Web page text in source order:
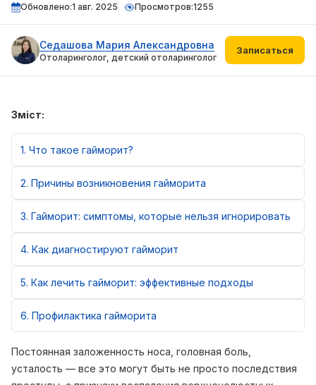
Обновлено:1 авг. 2025 Просмотров:1255
Седашова Мария Александровна
Отоларинголог, детский отоларинголог
Записаться
Зміст:
1 Что такое гайморит?
2 Причины возникновения гайморита
3 Гайморит: симптомы, которые нельзя игнорировать
4 Как диагностируют гайморит
5 Как лечить гайморит: эффективные подходы
6 Профилактика гайморита
Постоянная заложенность носа, головная боль,
усталость — все это могут быть не просто последствия